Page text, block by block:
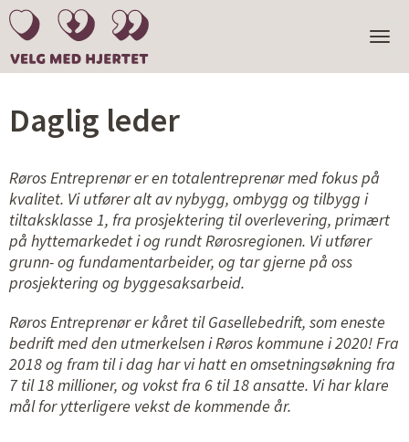
Daglig leder
Røros Entreprenør er en totalentreprenør med fokus på
kvalitet. Vi utfører alt av nybygg, ombygg og tilbygg i
tiltaksklasse 1, fra prosjektering til overlevering, primært
på hyttemarkedet i og rundt Rørosregionen. Vi utfører
grunn- og fundamentarbeider, og tar gjerne på oss
prosjektering og byggesaksarbeid.
Røros Entreprenør er kåret til Gasellebedrift, som eneste
bedrift med den utmerkelsen i Røros kommune i 2020! Fra
2018 og fram til i dag har vi hatt en omsetningsøkning fra
7 til 18 millioner, og vokst fra 6 til 18 ansatte. Vi har klare
mål for ytterligere vekst de kommende år.